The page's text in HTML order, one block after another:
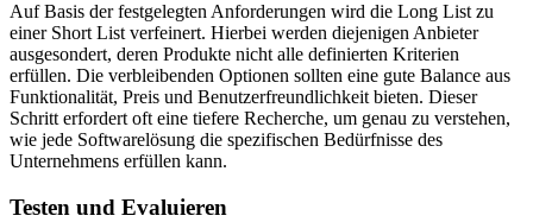
Auf Basis der festgelegten Anforderungen wird die Long List zu
einer Short List verfeinert. Hierbei werden diejenigen Anbieter
ausgesondert, deren Produkte nicht alle definierten Kriterien
erfüllen. Die verbleibenden Optionen sollten eine gute Balance aus
Funktionalität, Preis und Benutzerfreundlichkeit bieten. Dieser
Schritt erfordert oft eine tiefere Recherche, um genau zu verstehen,
wie jede Softwarelösung die spezifischen Bedürfnisse des
Unternehmens erfüllen kann.
Testen und Evaluieren